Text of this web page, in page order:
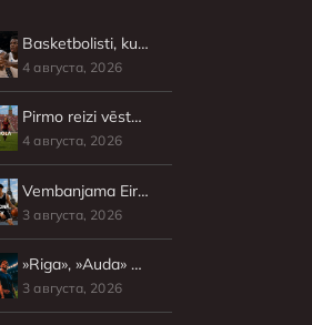
Basketbolisti, kuri atteicās no brangiem līgumiem un pie tādiem vairs netika
4 августа, 2026
Pirmo reizi vēsturē Latvijas sieviešu futbola klubs kvalificējies ČL otrajai kārtai
4 августа, 2026
Vembanjama Eiropā: NBA mači jaunajā sezonā, kas nenorisināsies ASV
3 августа, 2026
»Riga», »Auda» un RFS turpinās Eirokausu sezonu
3 августа, 2026